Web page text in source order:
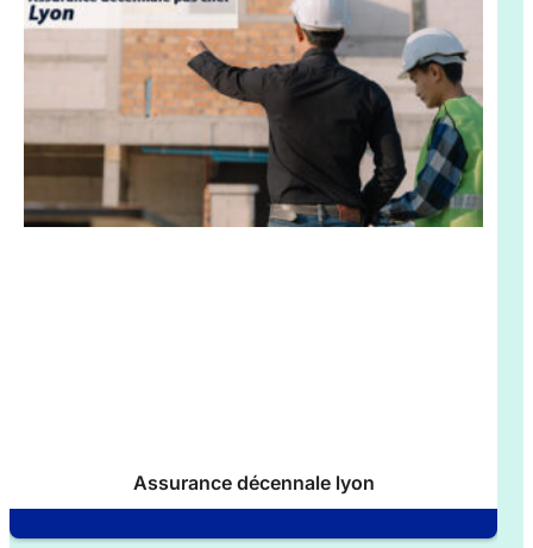
Assurance décennale lyon